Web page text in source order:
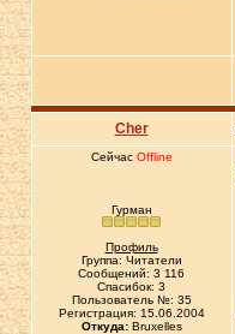
Cher
Сейчас Offline
Гурман
Профиль
Группа: Читатели
Сообщений: 3 116
Спасибок: 3
Пользователь №: 35
Регистрация: 15.06.2004
Откуда:Bruxelles